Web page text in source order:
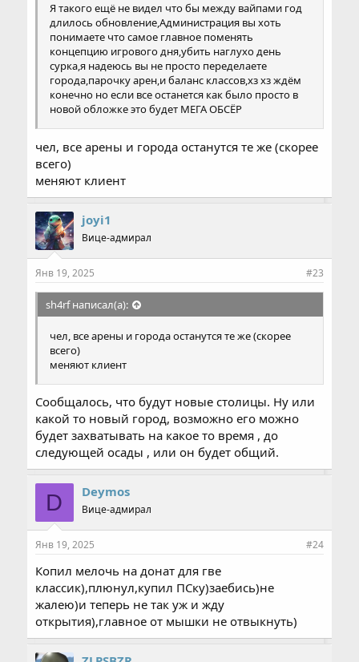
Я такого ещё не видел что бы между вайпами год
длилось обновление,Администрация вы хоть
понимаете что самое главное поменять
концепцию игрового дня,убить наглухо день
сурка,я надеюсь вы не просто переделаете
города,парочку арен,и баланс классов,хз хз ждём
конечно но если все останется как было просто в
новой обложке это будет МЕГА ОБСЁР
чел, все арены и города останутся те же (скорее
всего)
меняют клиент
joyi1
Вице-адмирал
Янв 19, 2025 #23
sh4rf написал(а):
чел, все арены и города останутся те же (скорее
всего)
меняют клиент
Сообщалось, что будут новые столицы. Ну или
какой то новый город, возможно его можно
будет захватывать на какое то время , до
следующей осады , или он будет общий.
D Deymos
Вице-адмирал
Янв 19, 2025 #24
Копил мелочь на донат для гве
классик),плюнул,купил ПСку)заебись)не
жалею)и теперь не так уж и жду
открытия),главное от мышки не отвыкнуть)